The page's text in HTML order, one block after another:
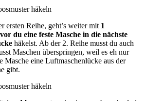
ersten Reihe, geht’s weiter mit 1
du eine feste Masche in die nächste
häkelst. Ab der 2. Reihe musst du auch
Maschen überspringen, weil es eh nur
Masche eine Luftmaschenlücke aus der
gibt.